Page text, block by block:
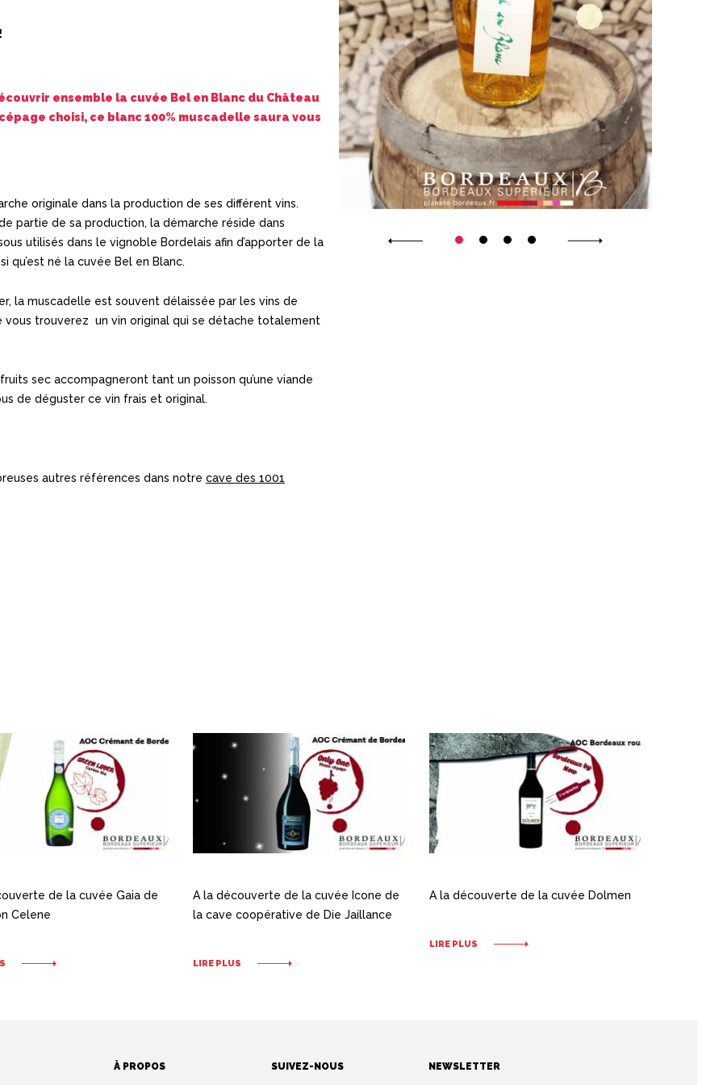
ensemble la cuvée Bel en Blanc du Château
choisi, ce blanc 100% muscadelle saura vous
originale dans la production de ses différent vins.
partie de sa production, la démarche réside dans
utilisés dans le vignoble Bordelais afin d’apporter de la
qu’est né la cuvée Bel en Blanc.
la muscadelle est souvent délaissée par les vins de
vous trouverez un vin original qui se détache totalement
sec accompagneront tant un poisson qu’une viande
de déguster ce vin frais et original.
autres références dans notre cave des 1001
de la cuvée Gaia de
Celene
A la découverte de la cuvée Icone de
la cave coopérative de Die Jaillance
LIRE PLUS
A la découverte de la cuvée Dolmen
LIRE PLUS
À PROPOS SUIVEZ-NOUS NEWSLETTER